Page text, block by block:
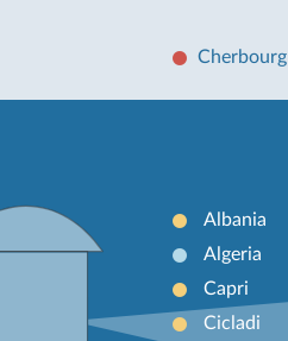
Cherbourg
Albania
Algeria
Capri
Cicladi